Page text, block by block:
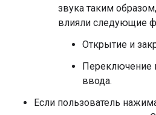
звука таким
влияли следующие
Открытие и
Переключение
ввода.
Если пользователь